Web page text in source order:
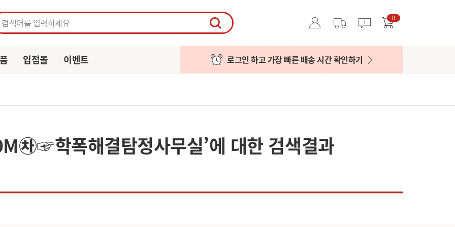
이지
주문/배송알림 장바구니 0
입점몰 이벤트 로그인 하고 가장 빠른 배송 시간 확인하기
㉷☞학폭해결탐정사무실’에 대한 검색결과